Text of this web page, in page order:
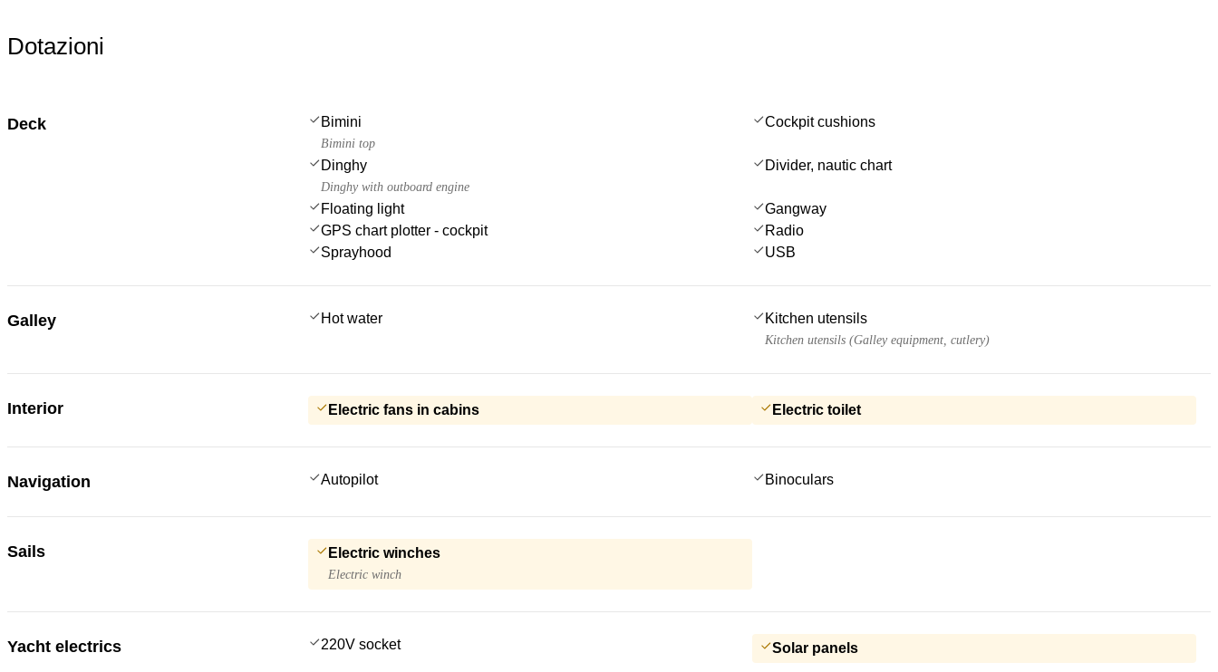
Dotazioni
Deck Bimini
Bimini top
Cockpit cushions
Dinghy
Dinghy with outboard engine
Divider, nautic chart
Floating light
Gangway
GPS chart plotter - cockpit
Radio
Sprayhood
USB
Galley Hot water Kitchen utensils
Kitchen utensils (Galley equipment, cutlery)
Interior Electric fans in cabins Electric toilet
Navigation Autopilot Binoculars
Sails Electric winches
Electric winch
Yacht electrics 220V socket Solar panels